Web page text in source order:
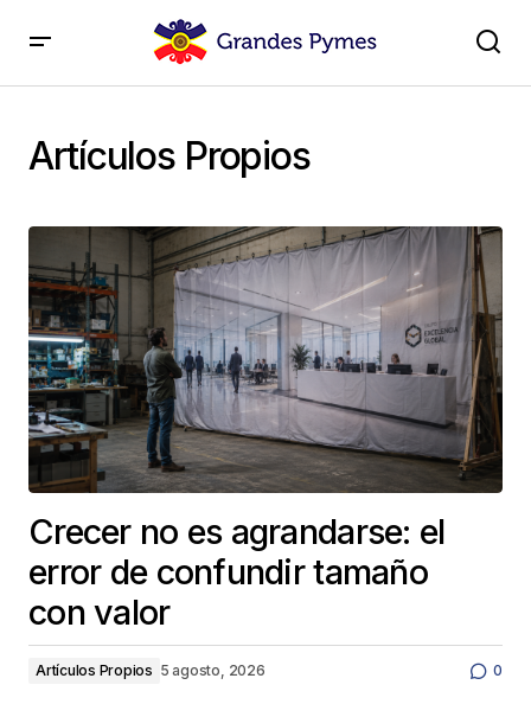
Artículos Propios
Crecer no es agrandarse: el
error de confundir tamaño
con valor
Artículos Propios 5 agosto, 2026 0